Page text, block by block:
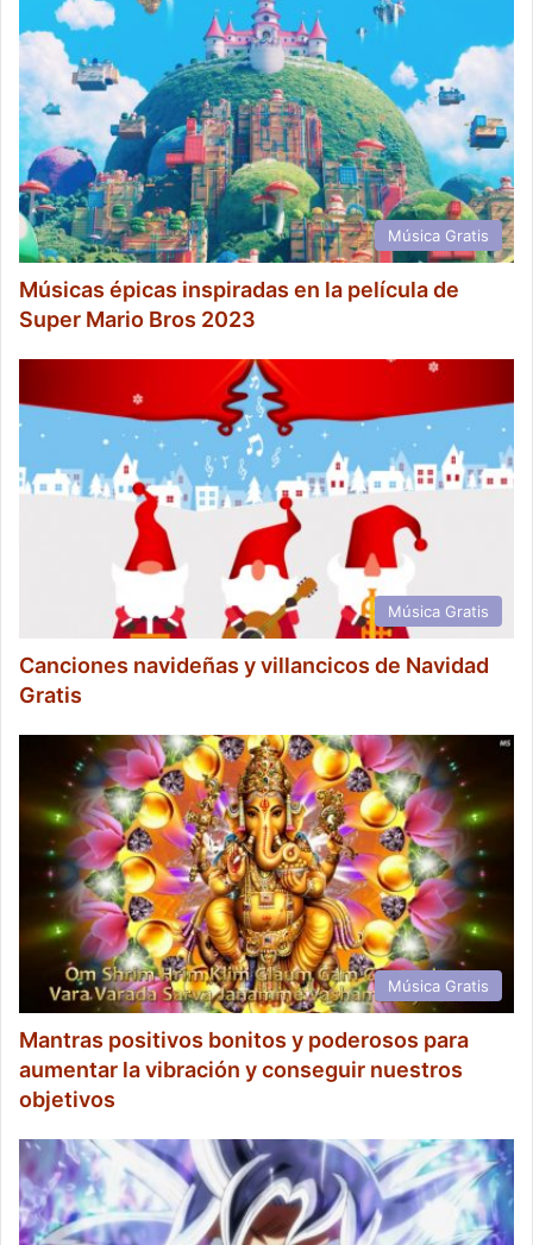
Música Gratis
Músicas épicas inspiradas en la película de
Super Mario Bros 2023
Música Gratis
Canciones navideñas y villancicos de Navidad
Gratis
Música Gratis
Mantras positivos bonitos y poderosos para
aumentar la vibración y conseguir nuestros
objetivos